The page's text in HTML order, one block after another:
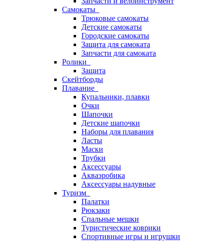
Самокаты
Трюковые самокаты
Детские самокаты
Городские самокаты
Защита для самоката
Запчасти для самоката
Ролики
Защита
Скейтборды
Плавание
Купальники, плавки
Очки
Шапочки
Детские шапочки
Наборы для плавания
Ласты
Маски
Трубки
Аксессуары
Акваэробика
Аксессуары надувные
Туризм
Палатки
Рюкзаки
Спальные мешки
Туристические коврики
Спортивные игры и игрушки